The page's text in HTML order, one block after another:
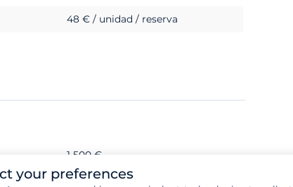
48 € / unidad / reserva
1 500 €
your preferences